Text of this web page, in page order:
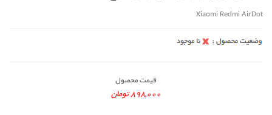
Xiaomi Redmi AirDot
قیمت محصول
898,000 تومان